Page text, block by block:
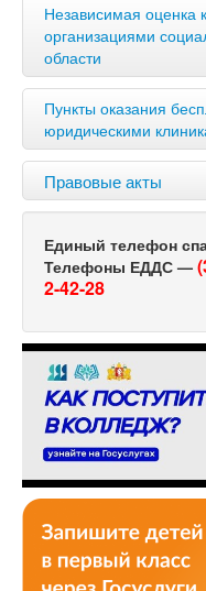
Независимая оценка
организациями
области
Пункты оказания
юридическими
Правовые акты
Единый телефон
Телефоны ЕДДС —
2-42-28